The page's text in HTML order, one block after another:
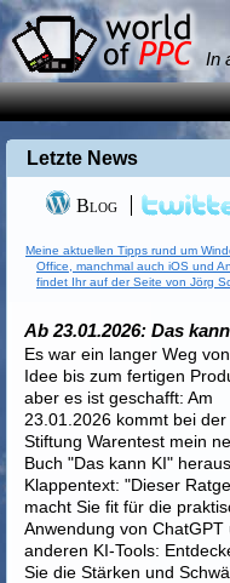
In
Letzte News
Blog
Meine aktuellen Tipps rund um
Office, manchmal auch iOS und
findet Ihr auf der Seite von Jörg
Ab 23.01.2026: Das
Es war ein langer Weg
Idee bis zum fertigen
aber es ist geschafft: Am
23.01.2026 kommt bei der
Stiftung Warentest mein
Buch "Das kann KI"
Klappentext: "Dieser
macht Sie fit für die
Anwendung von ChatGPT
anderen KI-Tools:
Sie die Stärken und